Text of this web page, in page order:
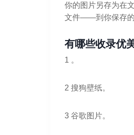
你的图片另存为在
文件——到你保存的
有哪些收录优
1 。
2 搜狗壁纸。
3 谷歌图片。